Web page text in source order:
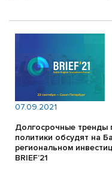
07.09.2021
Долгосрочные тренды
политики обсудят на
региональном
BRIEF’21